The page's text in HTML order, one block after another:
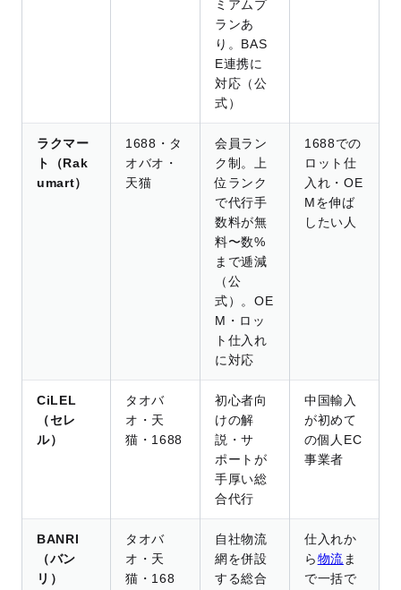
ミアムプ
ランあ
り。BAS
E連携に
対応（公
式）
ラクマー
ト（Rak
umart）
1688・タ
オバオ・
天猫
会員ラン
ク制。上
位ランク
で代行手
数料が無
料〜数%
まで逓減
（公
式）。OE
M・ロッ
ト仕入れ
に対応
1688での
ロット仕
入れ・OE
Mを伸ば
したい人
CiLEL
（セレ
ル）
タオバ
オ・天
猫・1688
初心者向
けの解
説・サ
ポートが
手厚い総
合代行
中国輸入
が初めて
の個人EC
事業者
BANRI
（バン
リ）
タオバ
オ・天
猫・168
自社物流
網を併設
する総合
仕入れか
ら物流ま
で一括で